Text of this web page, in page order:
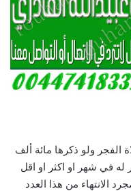
الرزاق 100 بعد صلاة الفجر ولو ذكرها مائة ألف
له في شهر او اكثر او اقل
من هذا العدد